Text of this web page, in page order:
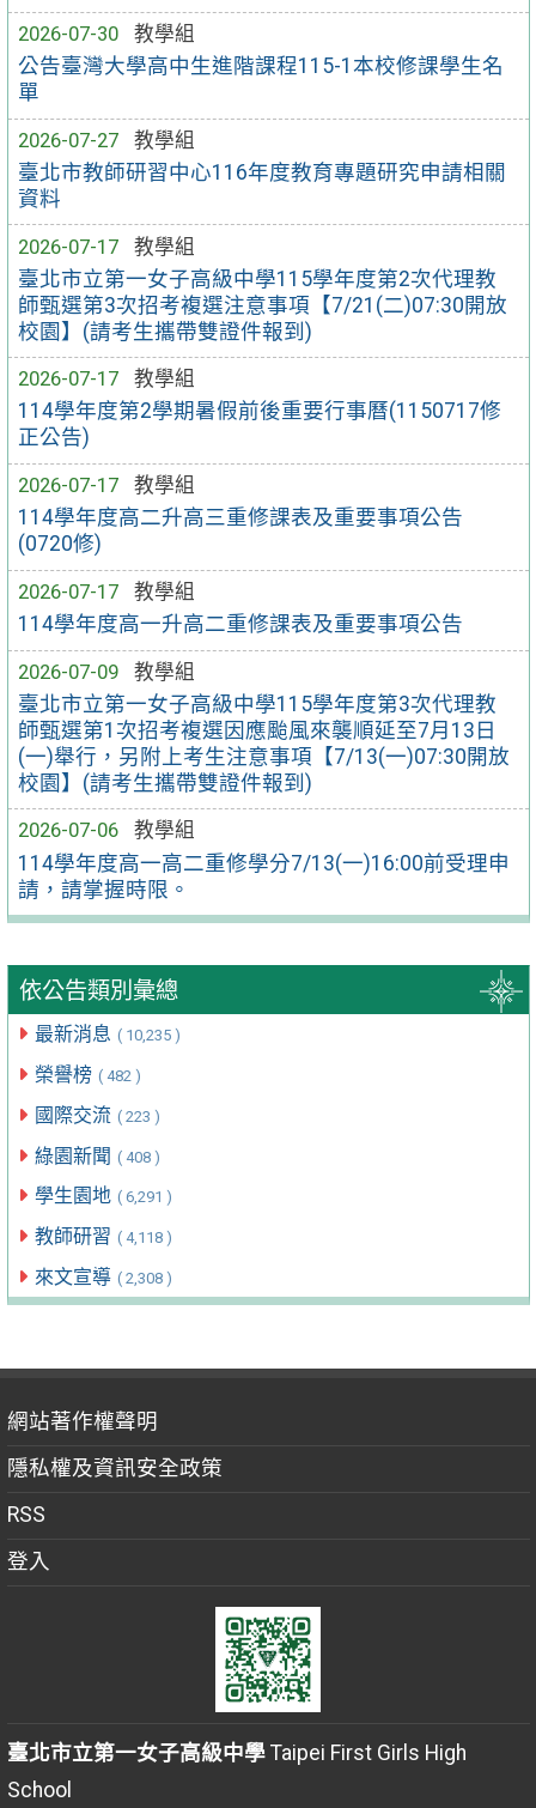
2026-07-30
教學組
公告臺灣大學高中生進階課程115-1本校修課學生名
單
2026-07-27
教學組
臺北市教師研習中心116年度教育專題研究申請相關
資料
2026-07-17
教學組
臺北市立第一女子高級中學115學年度第2次代理教
師甄選第3次招考複選注意事項【7/21(二)07:30開放
校園】(請考生攜帶雙證件報到)
2026-07-17
教學組
114學年度第2學期暑假前後重要行事曆(1150717修
正公告)
2026-07-17
教學組
114學年度高二升高三重修課表及重要事項公告
(0720修)
2026-07-17
教學組
114學年度高一升高二重修課表及重要事項公告
2026-07-09
教學組
臺北市立第一女子高級中學115學年度第3次代理教
師甄選第1次招考複選因應颱風來襲順延至7月13日
(一)舉行，另附上考生注意事項【7/13(一)07:30開放
校園】(請考生攜帶雙證件報到)
2026-07-06
教學組
114學年度高一高二重修學分7/13(一)16:00前受理申
請，請掌握時限。
依公告類別彙總
最新消息 ( 10,235 )
榮譽榜 ( 482 )
國際交流 ( 223 )
綠園新聞 ( 408 )
學生園地 ( 6,291 )
教師研習 ( 4,118 )
來文宣導 ( 2,308 )
網站著作權聲明
隱私權及資訊安全政策
RSS
登入
臺北市立第一女子高級中學Taipei First Girls High
School